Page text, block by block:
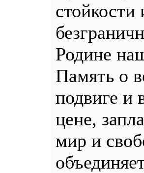
стойкости
Родине
Память о
подвиге и
цене,
мир и